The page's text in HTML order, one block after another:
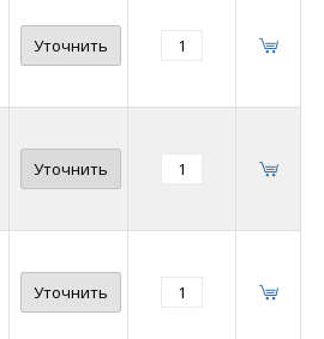
Уточнить
Уточнить
Уточнить